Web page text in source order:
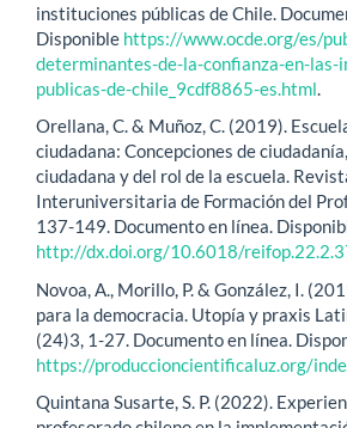
instituciones públicas de Chile.
Disponible https://www.ocde.org/es/
determinantes-de-la-confianza-en-las-
publicas-de-chile_9cdf8865-es.html
Orellana, C. & Muñoz, C. (2019).
ciudadana: Concepciones de
ciudadana y del rol de la escuela.
Interuniversitaria de Formación del
137-149. Documento en línea.
http://dx.doi.org/10.6018/
Novoa, A., Morillo, P. & González, I.
para la democracia. Utopía y praxis
(24)3, 1-27. Documento en línea.
https://produccioncientificaluz.org/
Quintana Susarte, S. P. (2022).